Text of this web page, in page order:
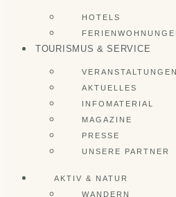
HOTELS
TOURISMUS & SERVICE
VERANSTALTUNGEN
AKTUELLES
INFOMATERIAL
MAGAZINE
PRESSE
UNSERE PARTNER
AKTIV & NATUR
WANDERN